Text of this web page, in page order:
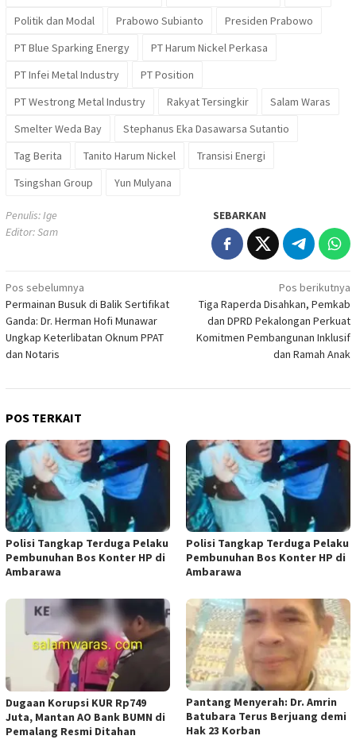
Politik dan Modal
Prabowo Subianto
Presiden Prabowo
PT Blue Sparking Energy
PT Harum Nickel Perkasa
PT Infei Metal Industry
PT Position
PT Westrong Metal Industry
Rakyat Tersingkir
Salam Waras
Smelter Weda Bay
Stephanus Eka Dasawarsa Sutantio
Tag Berita
Tanito Harum Nickel
Transisi Energi
Tsingshan Group
Yun Mulyana
Penulis: Ige
Editor: Sam
SEBARKAN
Navigasi
pos
Pos sebelumnya
Permainan Busuk di Balik Sertifikat
Ganda: Dr. Herman Hofi Munawar
Ungkap Keterlibatan Oknum PPAT
dan Notaris
Pos berikutnya
Tiga Raperda Disahkan, Pemkab
dan DPRD Pekalongan Perkuat
Komitmen Pembangunan Inklusif
dan Ramah Anak
POS TERKAIT
Polisi Tangkap Terduga Pelaku
Pembunuhan Bos Konter HP di
Ambarawa
Polisi Tangkap Terduga Pelaku
Pembunuhan Bos Konter HP di
Ambarawa
Dugaan Korupsi KUR Rp749
Juta, Mantan AO Bank BUMN di
Pemalang Resmi Ditahan
Pantang Menyerah: Dr. Amrin
Batubara Terus Berjuang demi
Hak 23 Korban